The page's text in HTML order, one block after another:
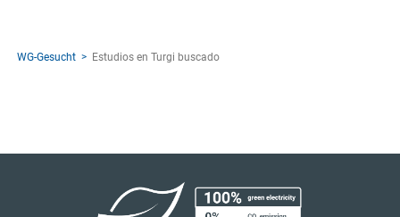
WG-Gesucht Estudios en Turgi buscado